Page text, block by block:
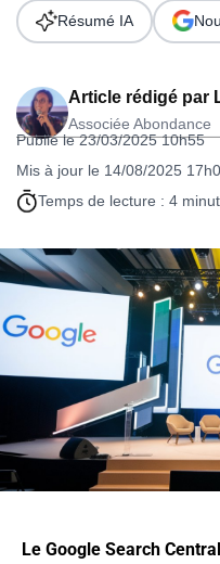
Article rédigé par
Associée Abondance
Publié le 23/03/2025 10h55
Mis à jour le 14/08/2025
Temps de lecture : 4
Résumé IA
Le Google Search